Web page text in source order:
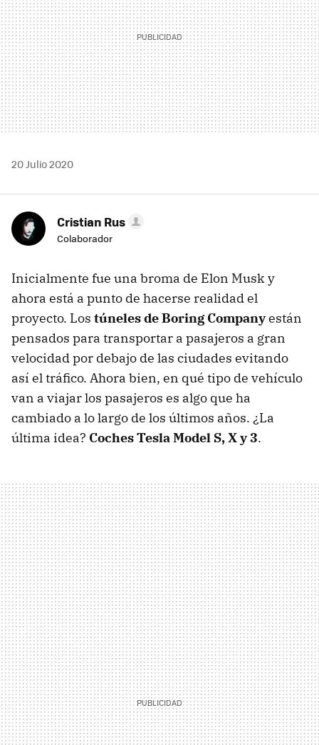
20 Julio 2020
Cristian Rus
Colaborador
Inicialmente fue una broma de Elon Musk y
ahora está a punto de hacerse realidad el
proyecto. Los túneles de Boring Companyestán
pensados para transportar a pasajeros a gran
velocidad por debajo de las ciudades evitando
así el tráfico. Ahora bien, en qué tipo de vehículo
van a viajar los pasajeros es algo que ha
cambiado a lo largo de los últimos años. ¿La
última idea? Coches Tesla Model S, X y 3.